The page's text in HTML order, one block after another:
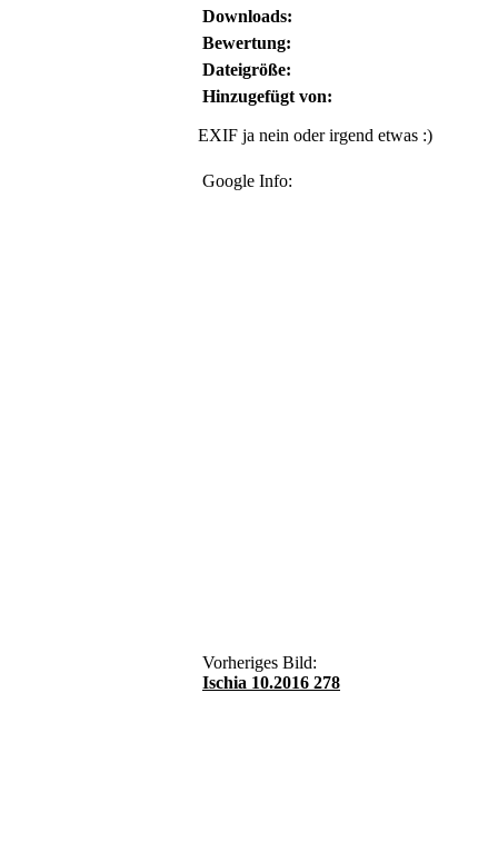
Downloads:
Bewertung:
Dateigröße:
Hinzugefügt von:
EXIF ja nein oder irgend etwas :)
Google Info:
Vorheriges Bild:
Ischia 10.2016 278